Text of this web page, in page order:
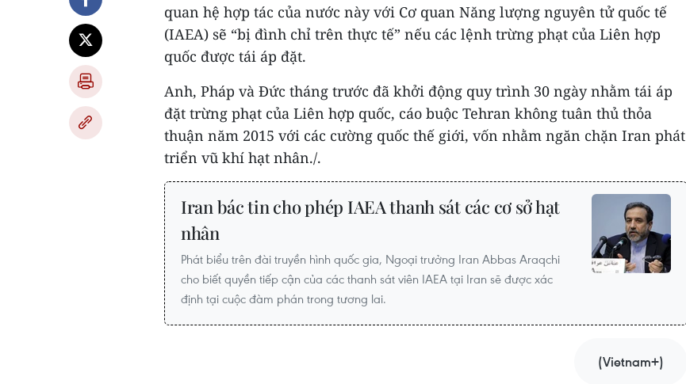
quan hệ hợp tác của nước này với Cơ quan Năng lượng nguyên tử quốc tế
(IAEA) sẽ “bị đình chỉ trên thực tế” nếu các lệnh trừng phạt của Liên hợp
quốc được tái áp đặt.
Anh, Pháp và Đức tháng trước đã khởi động quy trình 30 ngày nhằm tái áp
đặt trừng phạt của Liên hợp quốc, cáo buộc Tehran không tuân thủ thỏa
thuận năm 2015 với các cường quốc thế giới, vốn nhằm ngăn chặn Iran phát
triển vũ khí hạt nhân./.
Iran bác tin cho phép IAEA thanh sát các cơ sở hạt
nhân
Phát biểu trên đài truyền hình quốc gia, Ngoại trưởng Iran Abbas Araqchi
cho biết quyền tiếp cận của các thanh sát viên IAEA tại Iran sẽ được xác
định tại cuộc đàm phán trong tương lai.
(Vietnam+)